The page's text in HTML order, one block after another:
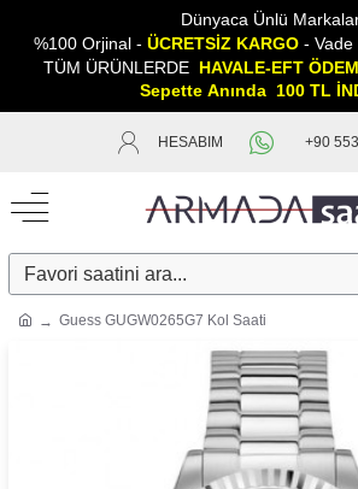
Dünyaca Ünlü
%100 Orjinal - ÜCRETSİZ KARGO - Vade
TÜM ÜRÜNLERDE HAVALE-EFT
Sepette Anında 100 TL
HESABIM +90
Guess GUGW0265G7 Kol Saati